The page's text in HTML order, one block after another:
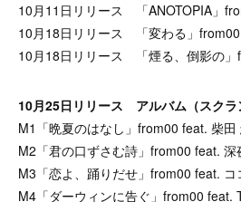
10月11日リリース 「ANOTOPIA」
10月18日リリース 「変わる」
10月18日リリース 「煙る、倒影の
10月25日リリース アルバム（スク
M1「晩夏のはなし」from00 feat. 柴田
M2「君の口ずさむ詩」from00 feat. 深
M3「恋よ、踊りだせ」from00 feat. コ
M4「ダーウィンに告ぐ」from00 feat.